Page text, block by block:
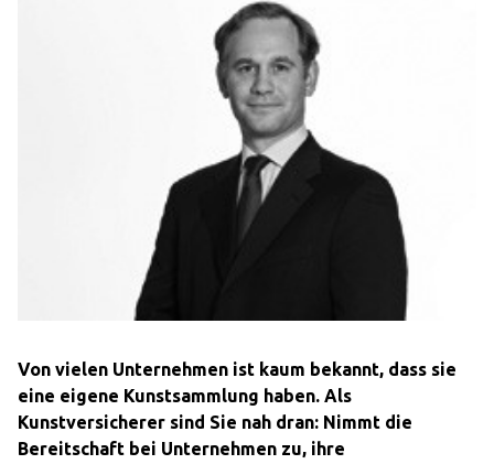
Von vielen Unternehmen ist kaum bekannt, dass sie
eine eigene Kunstsammlung haben. Als
Kunstversicherer sind Sie nah dran: Nimmt die
Bereitschaft bei Unternehmen zu, ihre